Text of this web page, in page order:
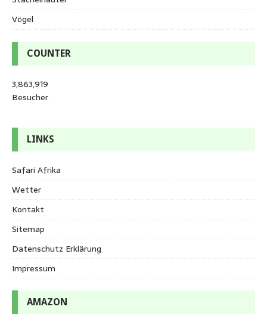
Vögel
COUNTER
3,863,919
Besucher
LINKS
Safari Afrika
Wetter
Kontakt
Sitemap
Datenschutz Erklärung
Impressum
AMAZON